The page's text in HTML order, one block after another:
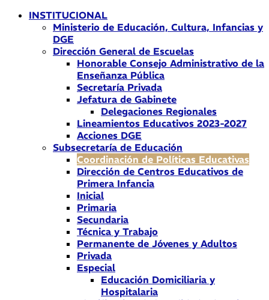
INSTITUCIONAL
Ministerio de Educación, Cultura, Infancias y
DGE
Dirección General de Escuelas
Honorable Consejo Administrativo de la
Enseñanza Pública
Secretaría Privada
Jefatura de Gabinete
Delegaciones Regionales
Lineamientos Educativos 2023-2027
Acciones DGE
Subsecretaría de Educación
Coordinación de Políticas Educativas
Dirección de Centros Educativos de
Primera Infancia
Inicial
Primaria
Secundaria
Técnica y Trabajo
Permanente de Jóvenes y Adultos
Privada
Especial
Educación Domiciliaria y
Hospitalaria